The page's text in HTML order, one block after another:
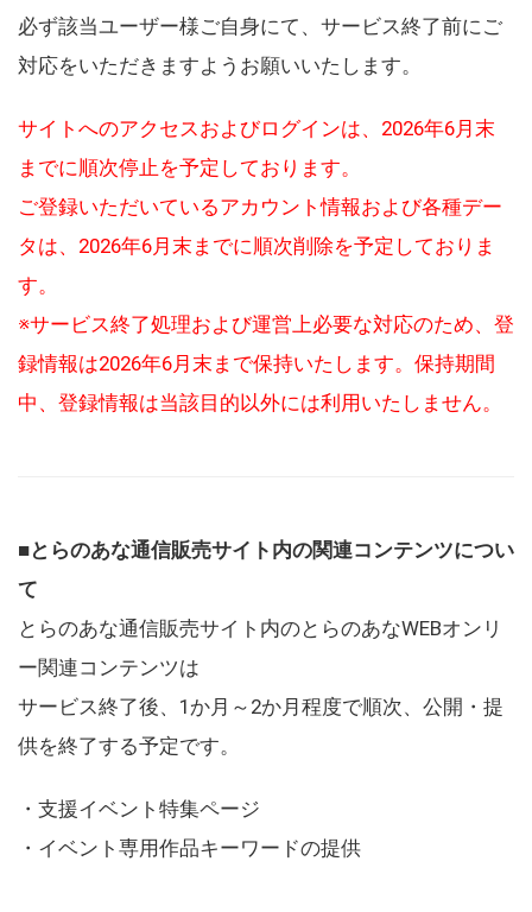
必ず該当ユーザー様ご自身にて、サービス終了前にご
対応をいただきますようお願いいたします。
サイトへのアクセスおよびログインは、2026年6月末
までに順次停止を予定しております。
ご登録いただいているアカウント情報および各種デー
タは、2026年6月末までに順次削除を予定しておりま
す。
※サービス終了処理および運営上必要な対応のため、登
録情報は2026年6月末まで保持いたします。保持期間
中、登録情報は当該目的以外には利用いたしません。
■とらのあな通信販売サイト内の関連コンテンツについ
て
とらのあな通信販売サイト内のとらのあなWEBオンリ
ー関連コンテンツは
サービス終了後、1か月～2か月程度で順次、公開・提
供を終了する予定です。
・支援イベント特集ページ
・イベント専用作品キーワードの提供